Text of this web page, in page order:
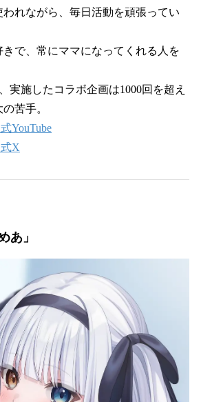
れながら、毎日活動を頑張ってい
で、常にママになってくれる人を
実施したコラボ企画は1000回を超え
苦手。
YouTube
X
あ」